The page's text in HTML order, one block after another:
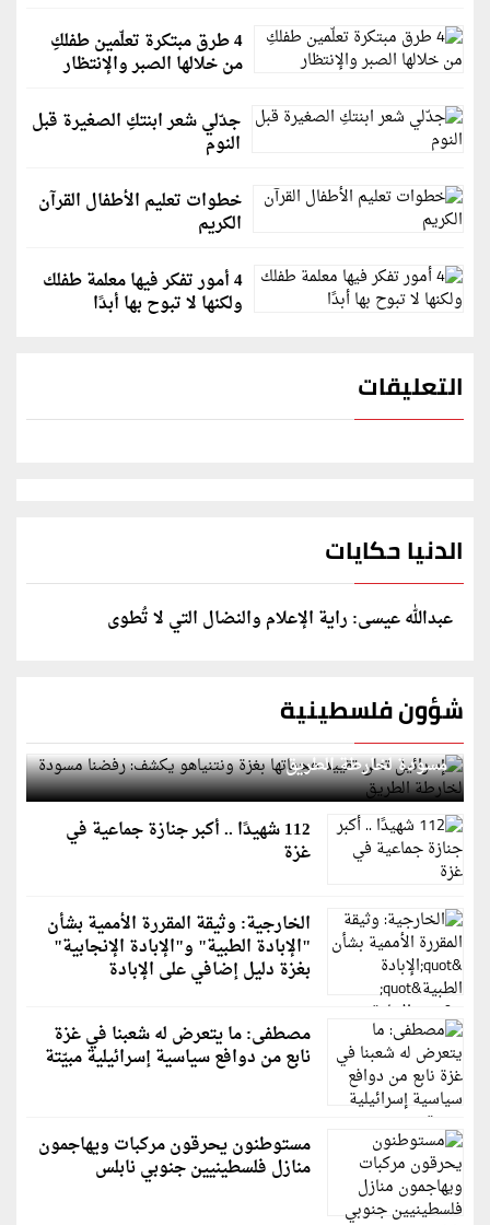
4 طرق مبتكرة تعلّمين طفلكِ
من خلالها الصبر والإنتظار
جدّلي شعر ابنتكِ الصغيرة قبل
النوم
خطوات تعليم الأطفال القرآن
الكريم
4 أمور تفكر فيها معلمة طفلك
ولكنها لا تبوح بها أبدًا
التعليقات
الدنيا حكايات
عبدالله عيسى: راية الإعلام والنضال التي لا تُطوى
شؤون فلسطينية
إسرائيل تعلن تقييد هجماتها بغزة ونتنياهو يكشف: رفضنا
مسودة لخارطة الطريق
112 شهيدًا .. أكبر جنازة جماعية في
غزة
الخارجية: وثيقة المقررة الأممية بشأن
"الإبادة الطبية" و"الإبادة الإنجابية"
بغزة دليل إضافي على الإبادة
مصطفى: ما يتعرض له شعبنا في غزة
نابع من دوافع سياسية إسرائيلية مبيّتة
مستوطنون يحرقون مركبات ويهاجمون
منازل فلسطينيين جنوبي نابلس